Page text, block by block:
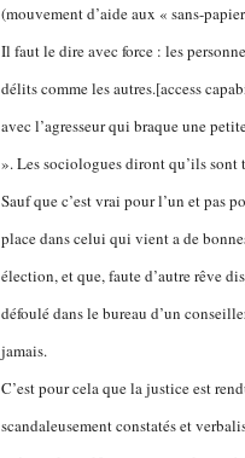
(mouvement d’aide aux « sans-
Il faut le dire avec force : les
délits comme les autres.[access
avec l’agresseur qui braque une
». Les sociologues diront qu’ils sont
Sauf que c’est vrai pour l’un et pas
place dans celui qui vient a de
élection, et que, faute d’autre rêve
défoulé dans le bureau d’un
jamais.
C’est pour cela que la justice est
scandaleusement constatés et